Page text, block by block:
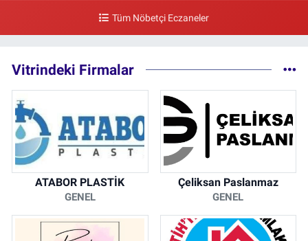
kalaycıbahçe Meydana DoğruTüm Nöbetçi Eczaneler
Vitrindeki Firmalar
ATABOR PLASTİK
GENEL
Çeliksan Paslanmaz
GENEL